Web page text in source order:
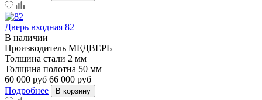
Дверь входная 82
В наличии
Производитель МЕДВЕРЬ
Толщина стали 2 мм
Толщина полотна 50 мм
60 000 руб 66 000 руб
Подробнее
В корзину